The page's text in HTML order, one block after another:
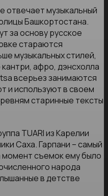
отвечает музыкальный
Башкортостана.
за основу русское
стараются
музыкальных стилей,
афро, дэнсхолла
всерьез занимаются
и используют в своем
старинные тексты
TUARI из Карелии
Саха. Гарпани – самый
момент съемок ему было
народа
в детстве